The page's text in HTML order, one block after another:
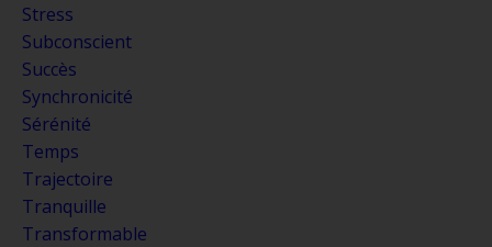
Stress
Subconscient
Succès
Synchronicité
Sérénité
Temps
Trajectoire
Tranquille
Transformable